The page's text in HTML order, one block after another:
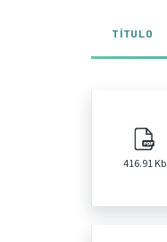
TÍTULO
416.91 Kb